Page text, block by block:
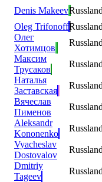
Denis Makeev
Oleg Trifonoff
Олег
Хотимцов
Максим
Трусаков
Наталья
Заставская
Вячеслав
Пименов
Aleksandr
Kononenko
Vyacheslav
Dostovalov
Dmitriy
Tageev